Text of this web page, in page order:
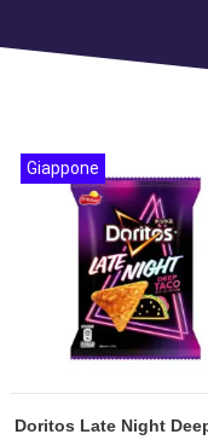
Doritos Late Night
Giappone